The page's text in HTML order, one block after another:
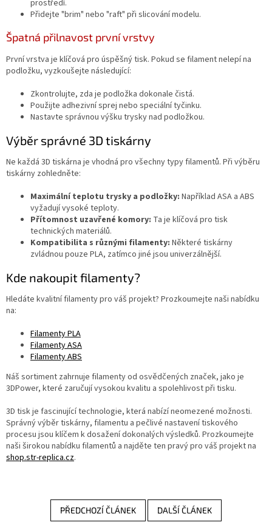
prostředí.
Přidejte "brim" nebo "raft" při slicování modelu.
Špatná přilnavost první vrstvy
První vrstva je klíčová pro úspěšný tisk. Pokud se filament nelepí na
podložku, vyzkoušejte následující:
Zkontrolujte, zda je podložka dokonale čistá.
Použijte adhezivní sprej nebo speciální tyčinku.
Nastavte správnou výšku trysky nad podložkou.
Výběr správné 3D tiskárny
Ne každá 3D tiskárna je vhodná pro všechny typy filamentů. Při výběru
tiskárny zohledněte:
Maximální teplotu trysky a podložky: Například ASA a ABS
vyžadují vysoké teploty.
Přítomnost uzavřené komory: Ta je klíčová pro tisk
technických materiálů.
Kompatibilita s různými filamenty: Některé tiskárny
zvládnou pouze PLA, zatímco jiné jsou univerzálnější.
Kde nakoupit filamenty?
Hledáte kvalitní filamenty pro váš projekt? Prozkoumejte naši nabídku
na:
Filamenty PLA
Filamenty ASA
Filamenty ABS
Náš sortiment zahrnuje filamenty od osvědčených značek, jako je
3DPower, které zaručují vysokou kvalitu a spolehlivost při tisku.
3D tisk je fascinující technologie, která nabízí neomezené možnosti.
Správný výběr tiskárny, filamentu a pečlivé nastavení tiskového
procesu jsou klíčem k dosažení dokonalých výsledků. Prozkoumejte
naši širokou nabídku filamentů a najděte ten pravý pro váš projekt na
shop.str-replica.cz.
PŘEDCHOZÍ ČLÁNEK DALŠÍ ČLÁNEK